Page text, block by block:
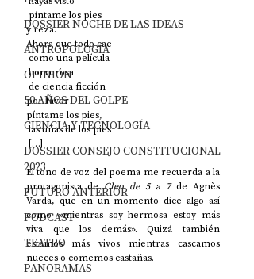
DOSSIER NOCHE DE LAS IDEAS
ANTROPOLOGÍA
OPINIÓN
50 AÑOS DEL GOLPE
CIENCIA Y TECNOLOGÍA
DOSSIER CONSEJO CONSTITUCIONAL
2023
FUTURO ANTERIOR
PODCAST
TEATRO
PANORAMAS
píntame los pies
y reza.
Ahora que todo cae
como una película
horrorosa
de ciencia ficción
por favor
píntame los pies,
las uñas de los pies
[…]
El tono de voz del poema me recuerda a la
protagonista de Cleo de 5 a 7 de Agnès
Varda, que en un momento dice algo así
como «mientras soy hermosa estoy más
viva que los demás». Quizá también
estamos más vivos mientras cascamos
nueces o comemos castañas.